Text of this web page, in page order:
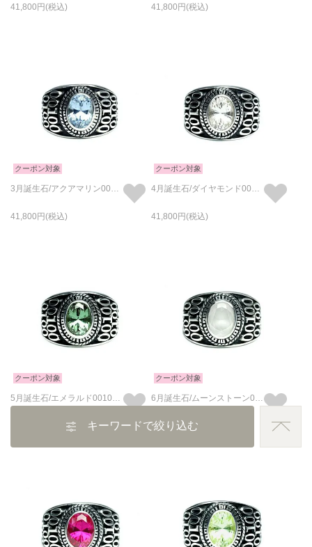
キーワードで絞り込む
41,800 41,800
クーポン対象
3月誕生石/アクアマリン0010ハイブリッドカレッジリングS/指輪
41,800
クーポン対象
4月誕生石/ダイヤモンド0010ハイブリッドカレッジリングS/指輪
41,800
クーポン対象
5月誕生石/エメラルド0010ハイブリッドカレッジリングS/指輪
クーポン対象
6月誕生石/ムーンストーン0010ハイブリッドカレッジリングS/指輪
41,800